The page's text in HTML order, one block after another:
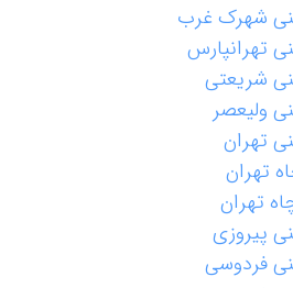
شهرک غرب
تهرانپارس
شریعتی
ولیعصر
تهران
تهران
تهران
پیروزی
فردوسی